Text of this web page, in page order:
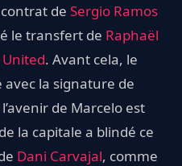
de Sergio Ramos
le transfert de Raphaël
. Avant cela, le
avec la signature de
de Marcelo est
la capitale a blindé ce
Dani Carvajal, comme